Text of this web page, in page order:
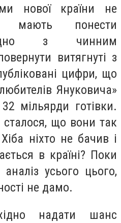
нової країни не
мають понести
з чинним
витягнуті з
цифри, що
Януковича»
мільярди готівки.
що вони так
ніхто не бачив і
в країні? Поки
усього цього,
не дамо.
надати шанс